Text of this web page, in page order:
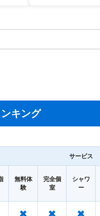
キング
サービス
無料体
験
完全個
室
シャワ
ー
× × ×